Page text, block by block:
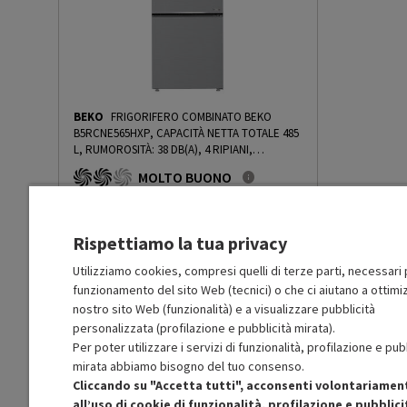
riscaldamento (kWh)
Capacità nominale
raffreddamento (Btu/h)
12000
Potenza assorbita
raffreddamento (kW)
1.19
Potenza assorbita
riscaldamento (kW)
0.95
Coefficiente EER 3.23
BEKO FRIGORIFERO COMBINATO BEKO
B5RCNE565HXP, CAPACITÀ NETTA TOTALE 485
L, RUMOROSITÀ: 38 DB(A), 4 RIPIANI,
DIMENSIONI: L 70 CM A 192 CM P 74,5 CM, INOX
LOOK, CLASSE D - PRMG GRADING ROBN -
MOLTO BUONO
N: Prodotto funzionante
Prodotto Nuovo 617.49 -10%
Ricondizionato Prezzo ridotto da
555.74a-20%
In Promozione 444.59
Aggiungi al carrello
Rispettiamo la tua privacy
Utilizziamo cookies, compresi quelli di terze parti, necessari
funzionamento del sito Web (tecnici) o che ci aiutano a
nostro sito Web (funzionalità) e a visualizzare pubblicità
personalizzata (profilazione e pubblicità mirata).
Per poter utilizzare i servizi di funzionalità, profilazione e
mirata abbiamo bisogno del tuo consenso.
Cliccando su "Accetta tutti", acconsenti